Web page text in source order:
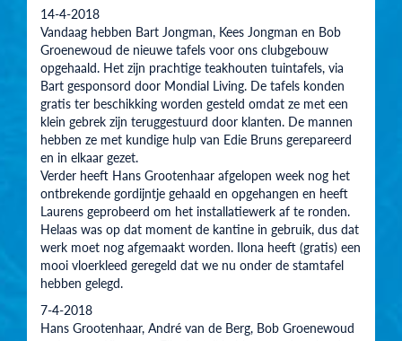
14-4-2018
Vandaag hebben Bart Jongman, Kees Jongman en Bob
Groenewoud de nieuwe tafels voor ons clubgebouw
opgehaald. Het zijn prachtige teakhouten tuintafels, via
Bart gesponsord door Mondial Living. De tafels konden
gratis ter beschikking worden gesteld omdat ze met een
klein gebrek zijn teruggestuurd door klanten. De mannen
hebben ze met kundige hulp van Edie Bruns gerepareerd
en in elkaar gezet.
Verder heeft Hans Grootenhaar afgelopen week nog het
ontbrekende gordijntje gehaald en opgehangen en heeft
Laurens geprobeerd om het installatiewerk af te ronden.
Helaas was op dat moment de kantine in gebruik, dus dat
werk moet nog afgemaakt worden. Ilona heeft (gratis) een
mooi vloerkleed geregeld dat we nu onder de stamtafel
hebben gelegd.
7-4-2018
Hans Grootenhaar, André van de Berg, Bob Groenewoud